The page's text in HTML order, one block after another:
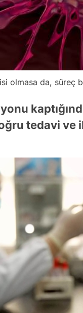
olmasa da, süreç
tedavi